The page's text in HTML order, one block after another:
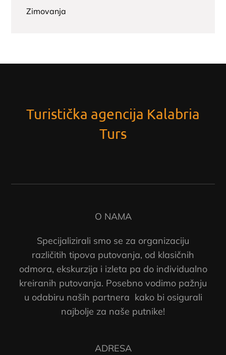
Zimovanja
Turistička agencija Kalabria
Turs
O NAMA
Specijalizirali smo se za organizaciju
različitih tipova putovanja, od klasičnih
odmora, ekskurzija i izleta pa do individualno
kreiranih putovanja. Posebno vodimo pažnju
u odabiru naših partnera kako bi osigurali
najbolje za naše putnike!
ADRESA